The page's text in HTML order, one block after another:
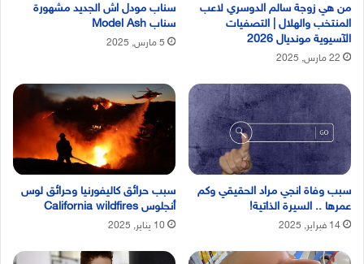
من هي زوجة سالم الدوسري لاعب
المنتخب والهلال | التصفيات
الآسيوية مونديال 2026
22 مارس, 2025
سناب مودل اش الجديد مشهورة
سناب Model Ash
5 مارس, 2025
سبب وفاة انجي مراد الحقيقي وكم
عمرها .. السيرة الذاتية!
14 فبراير, 2025
سبب حرائق كاليفورنيا وحرائق لوس
أنجلوس California wildfires
10 يناير, 2025